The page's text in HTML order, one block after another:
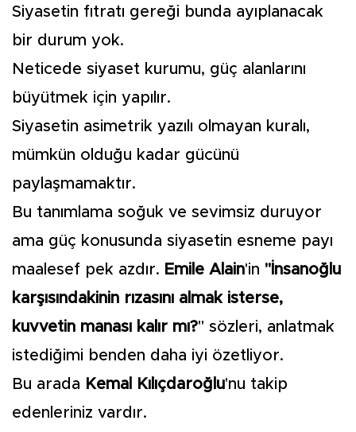
Siyasetin fıtratı gereği bunda ayıplanacak
bir durum yok.
Neticede siyaset kurumu, güç alanlarını
büyütmek için yapılır.
Siyasetin asimetrik yazılı olmayan kuralı,
mümkün olduğu kadar gücünü
paylaşmamaktır.
Bu tanımlama soğuk ve sevimsiz duruyor
ama güç konusunda siyasetin esneme payı
maalesef pek azdır. Emile Alain'in "İnsanoğlu
karşısındakinin rızasını almak isterse,
kuvvetin manası kalır mı?" sözleri, anlatmak
istediğimi benden daha iyi özetliyor.
Bu arada Kemal Kılıçdaroğlu'nu takip
edenleriniz vardır.